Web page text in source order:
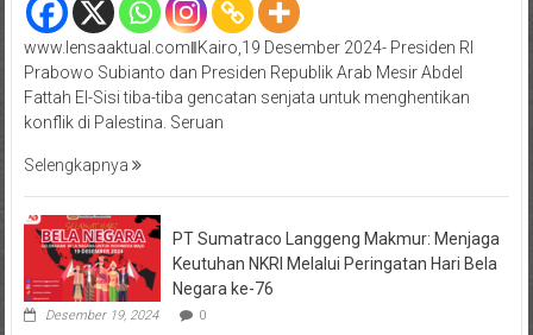
www.lensaaktual.comǁKairo,19 Desember 2024- Presiden RI
Prabowo Subianto dan Presiden Republik Arab Mesir Abdel
Fattah El-Sisi tiba-tiba gencatan senjata untuk menghentikan
konflik di Palestina. Seruan
Selengkapnya
PT Sumatraco Langgeng Makmur: Menjaga
Keutuhan NKRI Melalui Peringatan Hari Bela
Negara ke-76
Desember 19, 2024 0